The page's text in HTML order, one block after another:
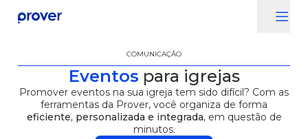
Prover - Página inicial
Fechar menu de navegação
COMUNICAÇÃO
Eventos para igrejas
Promover eventos na sua igreja tem sido difícil? Com as
ferramentas da Prover, você organiza de forma
eficiente, personalizada e integrada, em questão de
minutos.